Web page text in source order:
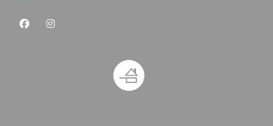
Facebook ((新しいウィンドウで開きます))
Instagram ((新しいウィンドウで開きます))